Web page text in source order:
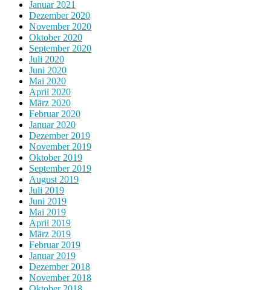
Januar 2021
Dezember 2020
November 2020
Oktober 2020
September 2020
Juli 2020
Juni 2020
Mai 2020
April 2020
März 2020
Februar 2020
Januar 2020
Dezember 2019
November 2019
Oktober 2019
September 2019
August 2019
Juli 2019
Juni 2019
Mai 2019
April 2019
März 2019
Februar 2019
Januar 2019
Dezember 2018
November 2018